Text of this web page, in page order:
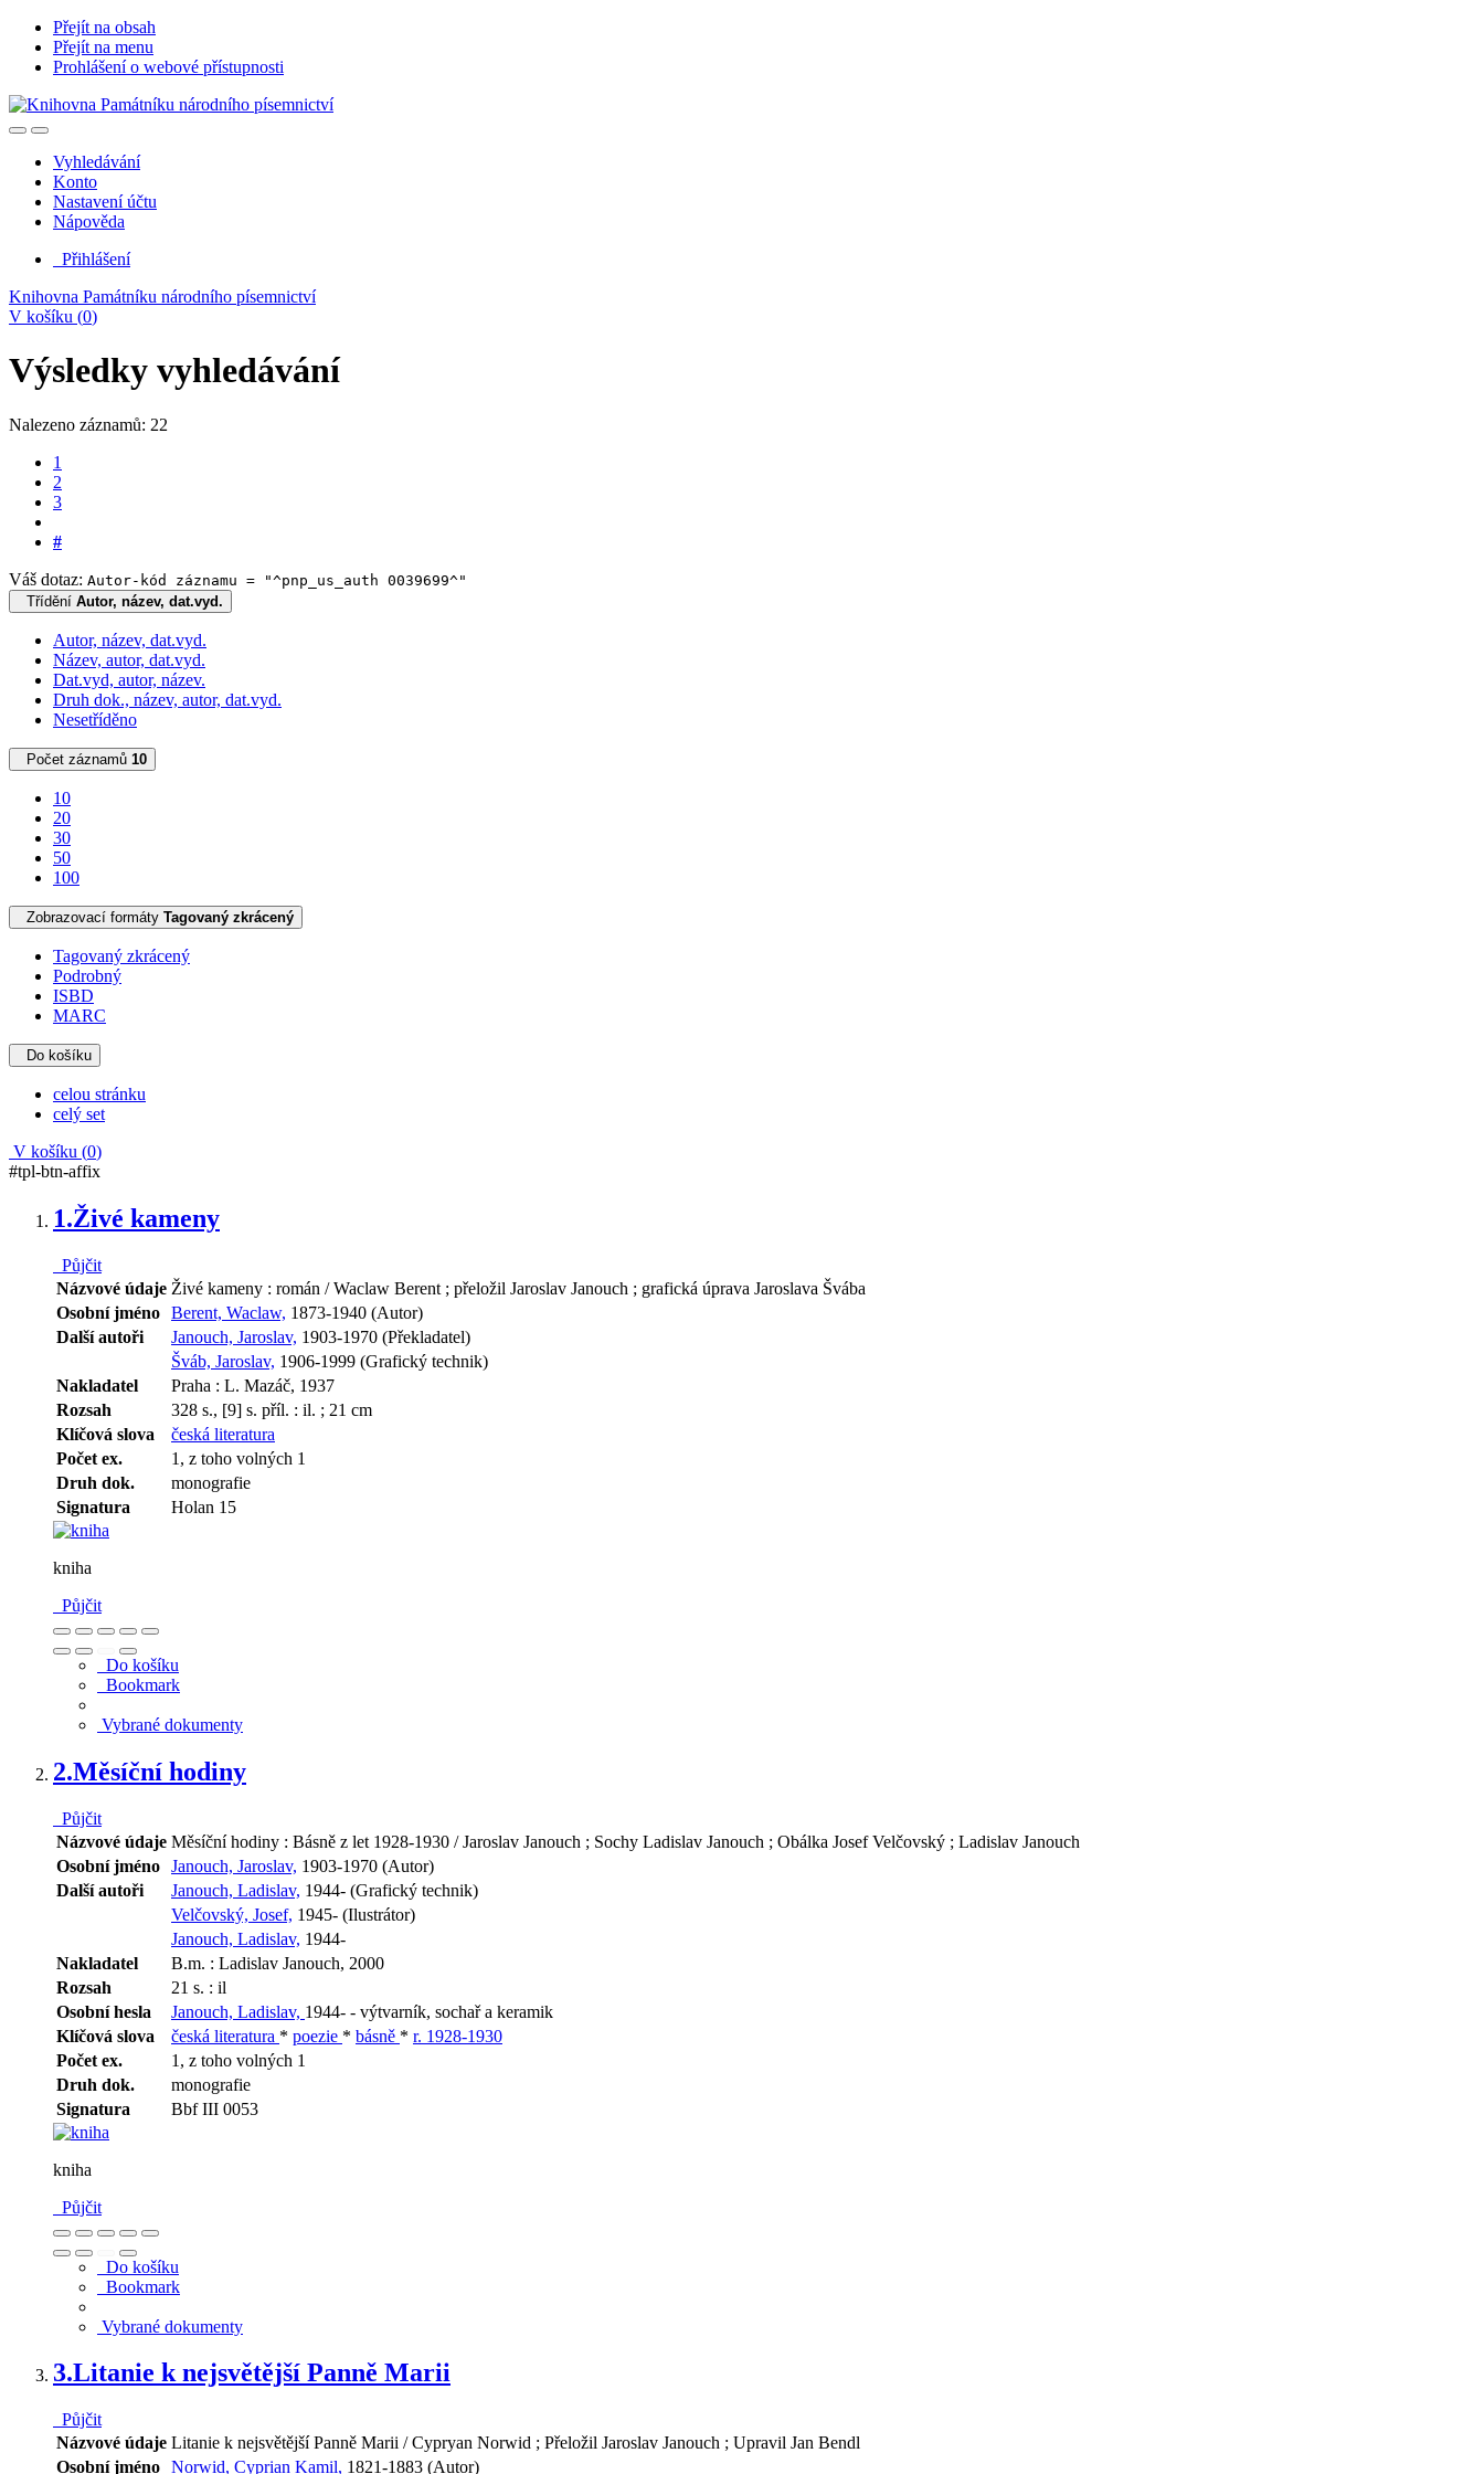
Přejít na obsah
Přejít na menu
Prohlášení o webové přístupnosti
Vyhledávání
Konto
Nastavení účtu
Nápověda
Přihlášení
Knihovna Památníku národního písemnictví
V košíku (0)
Výsledky vyhledávání
Nalezeno záznamů: 22
1
2
3
#
Váš dotaz: Autor-kód záznamu = "^pnp_us_auth 0039699^"
Třídění Autor, název, dat.vyd.
Autor, název, dat.vyd.
Název, autor, dat.vyd.
Dat.vyd, autor, název.
Druh dok., název, autor, dat.vyd.
Nesetříděno
Počet záznamů 10
10
20
30
50
100
Zobrazovací formáty Tagovaný zkrácený
Tagovaný zkrácený
Podrobný
ISBD
MARC
Do košíku
celou stránku
celý set
V košíku (0)
#tpl-btn-affix
1.Živé kameny
Půjčit
Názvové údaje Živé kameny : román / Waclaw Berent ; přeložil Jaroslav Janouch ; grafická úprava Jaroslava Švába
Osobní jméno Berent, Waclaw, 1873-1940 (Autor)
Další autoři
Janouch, Jaroslav, 1903-1970 (Překladatel)
Šváb, Jaroslav, 1906-1999 (Grafický technik)
Nakladatel
Praha : L. Mazáč, 1937
Rozsah
328 s., [9] s. příl. : il. ; 21 cm
Klíčová slova
česká literatura
Počet ex.
1, z toho volných 1
Druh dok.
monografie
Signatura
Holan 15
kniha
Půjčit
Do košíku
Bookmark
Vybrané dokumenty
2.Měsíční hodiny
Půjčit
Názvové údaje Měsíční hodiny : Básně z let 1928-1930 / Jaroslav Janouch ; Sochy Ladislav Janouch ; Obálka Josef Velčovský ; Ladislav Janouch
Osobní jméno Janouch, Jaroslav, 1903-1970 (Autor)
Další autoři
Janouch, Ladislav, 1944- (Grafický technik)
Velčovský, Josef, 1945- (Ilustrátor)
Janouch, Ladislav, 1944-
Nakladatel
B.m. : Ladislav Janouch, 2000
Rozsah
21 s. : il
Osobní hesla
Janouch, Ladislav, 1944- - výtvarník, sochař a keramik
Klíčová slova
česká literatura * poezie * básně * r. 1928-1930
Počet ex.
1, z toho volných 1
Druh dok.
monografie
Signatura
Bbf III 0053
kniha
Půjčit
Do košíku
Bookmark
Vybrané dokumenty
3.Litanie k nejsvětější Panně Marii
Půjčit
Názvové údaje Litanie k nejsvětější Panně Marii / Cypryan Norwid ; Přeložil Jaroslav Janouch ; Upravil Jan Bendl
Osobní jméno Norwid, Cyprian Kamil, 1821-1883 (Autor)